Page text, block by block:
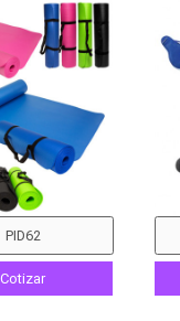
Cotizar